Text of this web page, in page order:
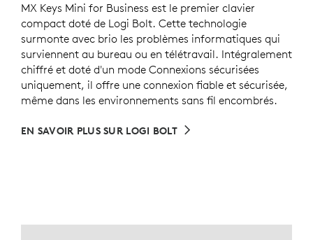
MX Keys Mini for Business est le premier clavier
compact doté de Logi Bolt. Cette technologie
surmonte avec brio les problèmes informatiques qui
surviennent au bureau ou en télétravail. Intégralement
chiffré et doté d'un mode Connexions sécurisées
uniquement, il offre une connexion fiable et sécurisée,
même dans les environnements sans fil encombrés.
EN SAVOIR PLUS SUR LOGI BOLT